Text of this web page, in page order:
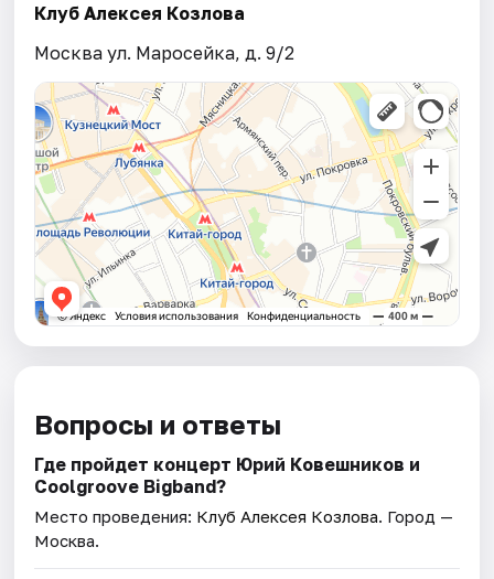
Клуб Алексея Козлова
Москва ул. Маросейка, д. 9/2
Вопросы и ответы
Где пройдет концерт Юрий Ковешников и
Coolgroove Bigband?
Место проведения: Клуб Алексея Козлова. Город —
Москва.